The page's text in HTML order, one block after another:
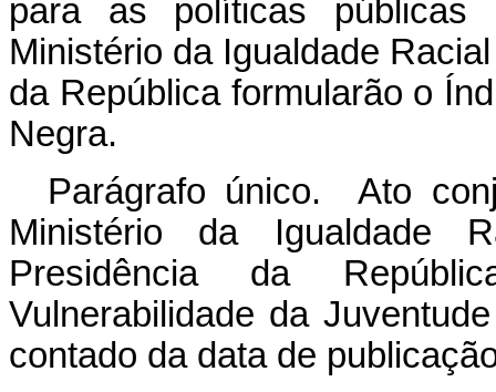
para as políticas públicas
Ministério da Igualdade
da República formularão o
Negra.
Parágrafo único. Ato
Ministério da Igualdade
Presidência da
Vulnerabilidade da
contado da data de